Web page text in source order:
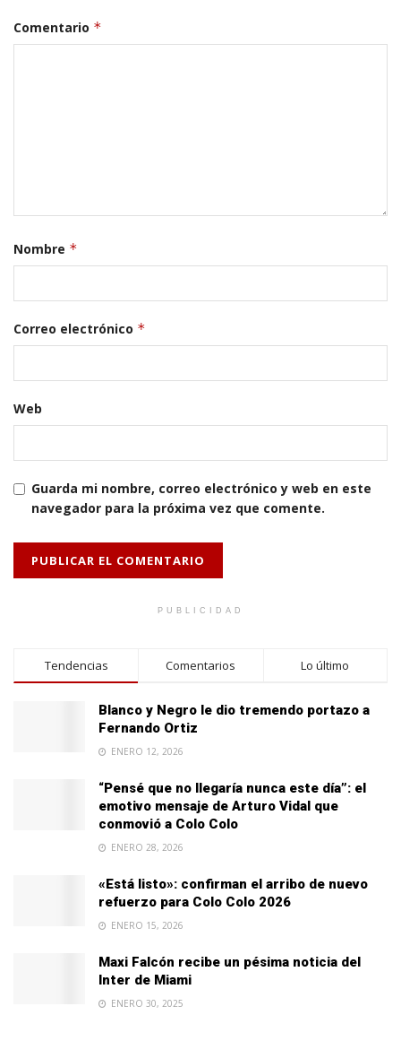
Comentario *
Nombre *
Correo electrónico *
Web
Guarda mi nombre, correo electrónico y web en este
navegador para la próxima vez que comente.
PUBLICIDAD
Tendencias Comentarios Lo último
Blanco y Negro le dio tremendo portazo a
Fernando Ortiz
ENERO 12, 2026
“Pensé que no llegaría nunca este día”: el
emotivo mensaje de Arturo Vidal que
conmovió a Colo Colo
ENERO 28, 2026
«Está listo»: confirman el arribo de nuevo
refuerzo para Colo Colo 2026
ENERO 15, 2026
Maxi Falcón recibe un pésima noticia del
Inter de Miami
ENERO 30, 2025